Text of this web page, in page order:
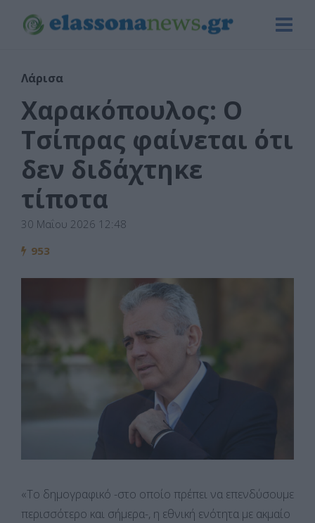
Λάρισα
Χαρακόπουλος: Ο
Τσίπρας φαίνεται ότι
δεν διδάχτηκε
τίποτα
30 Μαΐου 2026 12:48
953
«Το δημογραφικό -στο οποίο πρέπει να επενδύσουμε
περισσότερο και σήμερα-, η εθνική ενότητα με ακμαίο